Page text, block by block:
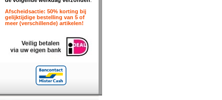
Afscheidsactie: 50% korting bij
gelijktijdige bestelling van 5 of
meer (verschillende) artikelen!